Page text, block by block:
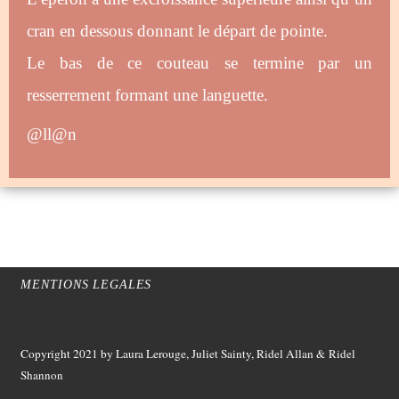
cran en dessous donnant le départ de pointe.
Le bas de ce couteau se termine par un
resserrement formant une languette.
@ll@n
MENTIONS LEGALES
Copyright 2021 by Laura Lerouge, Juliet Sainty, Ridel Allan &Ridel
Shannon